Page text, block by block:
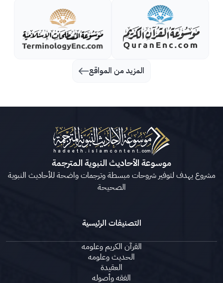
المزيد من المواقع
موسوعة الأحاديث النبوية المترجمة
مشروع يهدف لتوفير شروحات مبسطة وترجمات واضحة للأحاديث النبوية
الصحيحة
التصنيفات الرئيسية
القرآن الكريم وعلومه
الحديث وعلومه
العقيدة
الفقه وأصوله